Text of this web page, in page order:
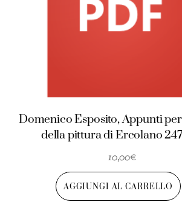
Domenico Esposito, Appunti
della pittura di Ercolano
10,00€
AGGIUNGI AL CARRELLO